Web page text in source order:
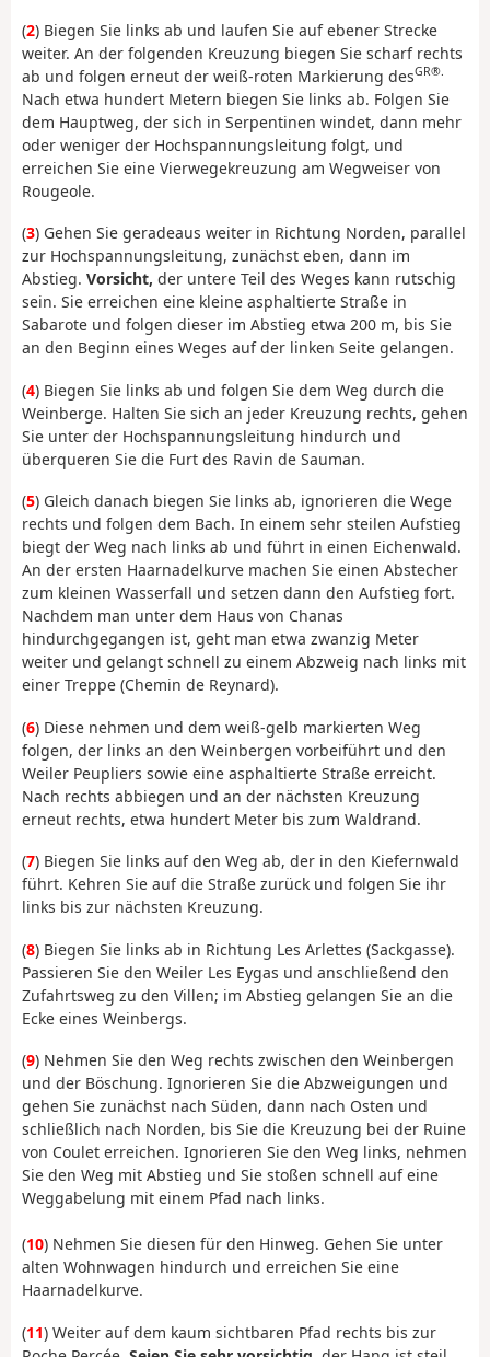
(2) Biegen Sie links ab und laufen Sie auf ebener Strecke
weiter. An der folgenden Kreuzung biegen Sie scharf rechts
ab und folgen erneut der weiß-roten Markierung desGR®.
Nach etwa hundert Metern biegen Sie links ab. Folgen Sie
dem Hauptweg, der sich in Serpentinen windet, dann mehr
oder weniger der Hochspannungsleitung folgt, und
erreichen Sie eine Vierwegekreuzung am Wegweiser von
Rougeole.
(3) Gehen Sie geradeaus weiter in Richtung Norden, parallel
zur Hochspannungsleitung, zunächst eben, dann im
Abstieg. Vorsicht, der untere Teil des Weges kann rutschig
sein. Sie erreichen eine kleine asphaltierte Straße in
Sabarote und folgen dieser im Abstieg etwa 200 m, bis Sie
an den Beginn eines Weges auf der linken Seite gelangen.
(4) Biegen Sie links ab und folgen Sie dem Weg durch die
Weinberge. Halten Sie sich an jeder Kreuzung rechts, gehen
Sie unter der Hochspannungsleitung hindurch und
überqueren Sie die Furt des Ravin de Sauman.
(5) Gleich danach biegen Sie links ab, ignorieren die Wege
rechts und folgen dem Bach. In einem sehr steilen Aufstieg
biegt der Weg nach links ab und führt in einen Eichenwald.
An der ersten Haarnadelkurve machen Sie einen Abstecher
zum kleinen Wasserfall und setzen dann den Aufstieg fort.
Nachdem man unter dem Haus von Chanas
hindurchgegangen ist, geht man etwa zwanzig Meter
weiter und gelangt schnell zu einem Abzweig nach links mit
einer Treppe (Chemin de Reynard).
(6) Diese nehmen und dem weiß-gelb markierten Weg
folgen, der links an den Weinbergen vorbeiführt und den
Weiler Peupliers sowie eine asphaltierte Straße erreicht.
Nach rechts abbiegen und an der nächsten Kreuzung
erneut rechts, etwa hundert Meter bis zum Waldrand.
(7) Biegen Sie links auf den Weg ab, der in den Kiefernwald
führt. Kehren Sie auf die Straße zurück und folgen Sie ihr
links bis zur nächsten Kreuzung.
(8) Biegen Sie links ab in Richtung Les Arlettes (Sackgasse).
Passieren Sie den Weiler Les Eygas und anschließend den
Zufahrtsweg zu den Villen; im Abstieg gelangen Sie an die
Ecke eines Weinbergs.
(9) Nehmen Sie den Weg rechts zwischen den Weinbergen
und der Böschung. Ignorieren Sie die Abzweigungen und
gehen Sie zunächst nach Süden, dann nach Osten und
schließlich nach Norden, bis Sie die Kreuzung bei der Ruine
von Coulet erreichen. Ignorieren Sie den Weg links, nehmen
Sie den Weg mit Abstieg und Sie stoßen schnell auf eine
Weggabelung mit einem Pfad nach links.
(10) Nehmen Sie diesen für den Hinweg. Gehen Sie unter
alten Wohnwagen hindurch und erreichen Sie eine
Haarnadelkurve.
(11) Weiter auf dem kaum sichtbaren Pfad rechts bis zur